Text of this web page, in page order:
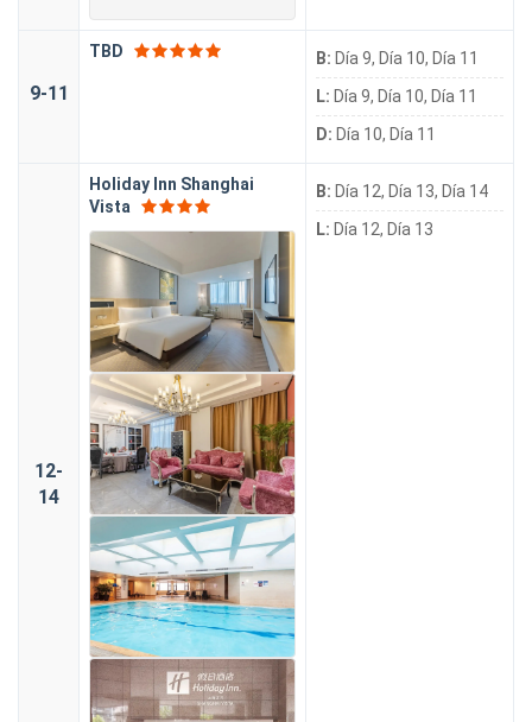
9-11
TBD B: Día 9, Día 10, Día 11
L: Día 9, Día 10, Día 11
D: Día 10, Día 11
12-
14
Holiday Inn Shanghai
Vista
B: Día 12, Día 13, Día 14
L: Día 12, Día 13